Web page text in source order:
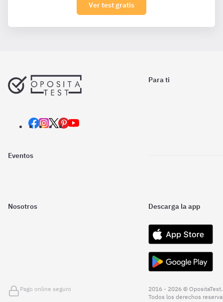
Ver test gratis
Para ti
Eventos
Nosotros Descarga la app
Pago online seguro
2016 - 2026 © OpositaTest.
Todos los derechos